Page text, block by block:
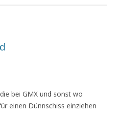
bei GMX und sonst wo
einen Dünnschiss einziehen